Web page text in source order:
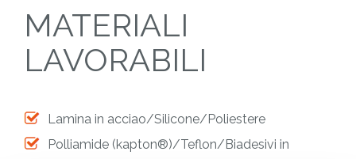
MATERIALI
LAVORABILI
Lamina in acciao/Silicone/Poliestere
Polliamide (kapton®)/Teflon/Biadesivi in